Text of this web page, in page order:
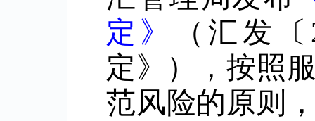
定》
（汇发〔
定》），按照
范风险的原则